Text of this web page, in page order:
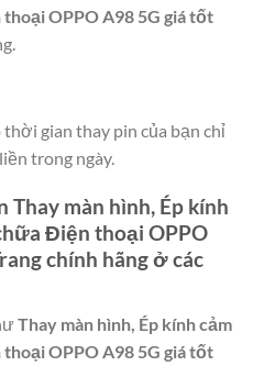
OPPO A98 5G giá tốt
gian thay pin của bạn chỉ
trong ngày.
Thay màn hình, Ép kính
Điện thoại OPPO
chính hãng ở các
Thay màn hình, Ép kính cảm
OPPO A98 5G giá tốt